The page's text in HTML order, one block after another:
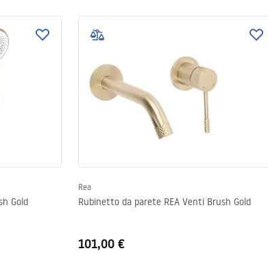
Gold
Rea
Rubinetto da parete REA Venti Brush Gold
101,00 €